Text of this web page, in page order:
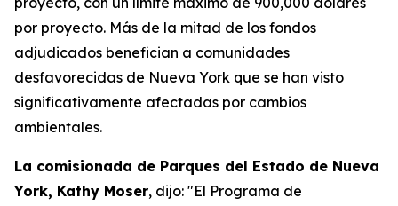
por proyecto. Más de la mitad de los fondos
adjudicados benefician a comunidades
desfavorecidas de Nueva York que se han visto
significativamente afectadas por cambios
ambientales.
La comisionada de Parques del Estado de Nueva
York, Kathy Moser, dijo: "El Programa de